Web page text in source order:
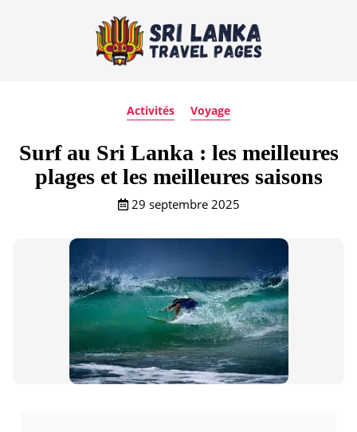
Activités Voyage
Surf au Sri Lanka : les meilleures
plages et les meilleures saisons
29 septembre 2025